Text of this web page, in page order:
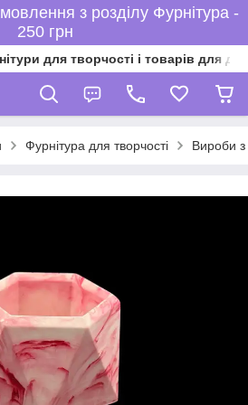
з розділу Фурнітура -
250 грн
для творчості і товарів для
Фурнітура для творчості Вироби з